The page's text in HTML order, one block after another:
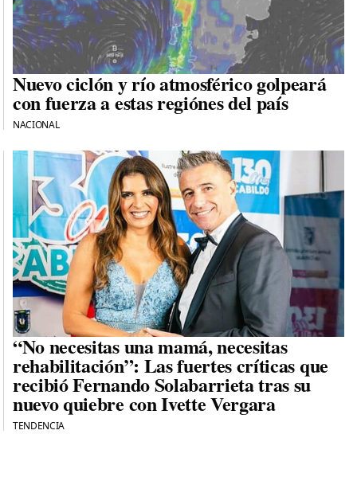
Nuevo ciclón y río atmosférico golpeará
con fuerza a estas regiónes del país
NACIONAL
“No necesitas una mamá, necesitas
rehabilitación”: Las fuertes críticas que
recibió Fernando Solabarrieta tras su
nuevo quiebre con Ivette Vergara
TENDENCIA